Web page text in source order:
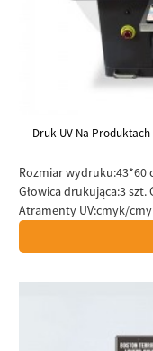
Druk UV Na
Rozmiar wydruku:43*60
Głowica drukująca:3 szt.
Atramenty UV:cmyk/